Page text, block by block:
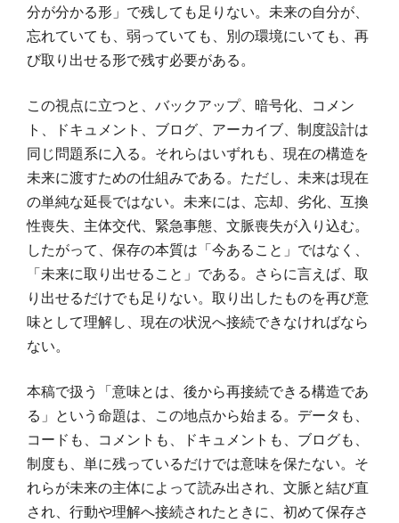
分が分かる形」で残しても足りない。未来の自分が、
忘れていても、弱っていても、別の環境にいても、再
び取り出せる形で残す必要がある。
この視点に立つと、バックアップ、暗号化、コメン
ト、ドキュメント、ブログ、アーカイブ、制度設計は
同じ問題系に入る。それらはいずれも、現在の構造を
未来に渡すための仕組みである。ただし、未来は現在
の単純な延長ではない。未来には、忘却、劣化、互換
性喪失、主体交代、緊急事態、文脈喪失が入り込む。
したがって、保存の本質は「今あること」ではなく、
「未来に取り出せること」である。さらに言えば、取
り出せるだけでも足りない。取り出したものを再び意
味として理解し、現在の状況へ接続できなければなら
ない。
本稿で扱う「意味とは、後から再接続できる構造であ
る」という命題は、この地点から始まる。データも、
コードも、コメントも、ドキュメントも、ブログも、
制度も、単に残っているだけでは意味を保たない。そ
れらが未来の主体によって読み出され、文脈と結び直
され、行動や理解へ接続されたときに、初めて保存さ